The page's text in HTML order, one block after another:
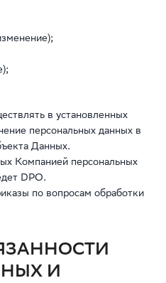
в установленных
персональных данных в
Данных.
Компанией персональных
DPO.
по вопросам обработки
И